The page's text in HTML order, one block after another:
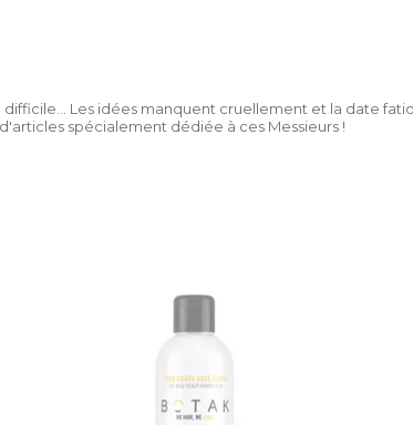
Les idées manquent cruellement et la date
spécialement dédiée à ces Messieurs !